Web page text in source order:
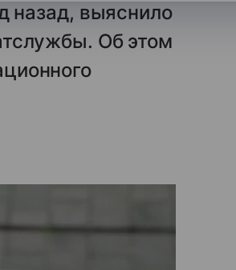
назад, выяснило
Об этом